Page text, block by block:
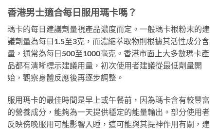
香港男士適合每日服用瑪卡嗎？
瑪卡的每日建議劑量視產品濃度而定。一般瑪卡根粉末的建
議劑量為每日1.5至3克，而濃縮萃取物則根據其活性成分含
量，通常為每日500至1000毫克。香港市面上大多數瑪卡產
品都有清晰標示建議用量，初次使用者建議從最低劑量開
始，觀察身體反應後再逐步調整。
服用瑪卡的最佳時間是早上或午餐前，因為瑪卡含有較豐富
的營養成分，能夠為一天提供穩定的能量輸出。部分使用者
反映傍晚服用可能影響入睡，這可能與其提神作用有關，建